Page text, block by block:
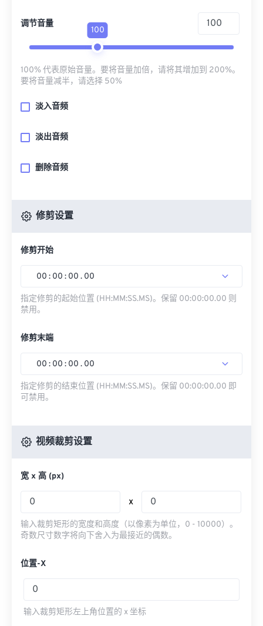
调节音量
100
100% 代表原始音量。要将音量加倍，请将其增加到 200%。
要将音量减半，请选择 50%
淡入音频
淡出音频
删除音频
修剪设置
修剪开始
00 : 00 : 00 . 00
指定修剪的起始位置 (HH:MM:SS.MS)。保留 00:00:00.00 则
禁用。
修剪末端
00 : 00 : 00 . 00
指定修剪的结束位置 (HH:MM:SS.MS)。保留 00:00:00.00 即
可禁用。
视频裁剪设置
宽 x 高 (px)
x
输入裁剪矩形的宽度和高度（以像素为单位，0 - 10000）。
奇数尺寸数字将向下舍入为最接近的偶数。
位置-X
输入裁剪矩形左上角位置的 x 坐标